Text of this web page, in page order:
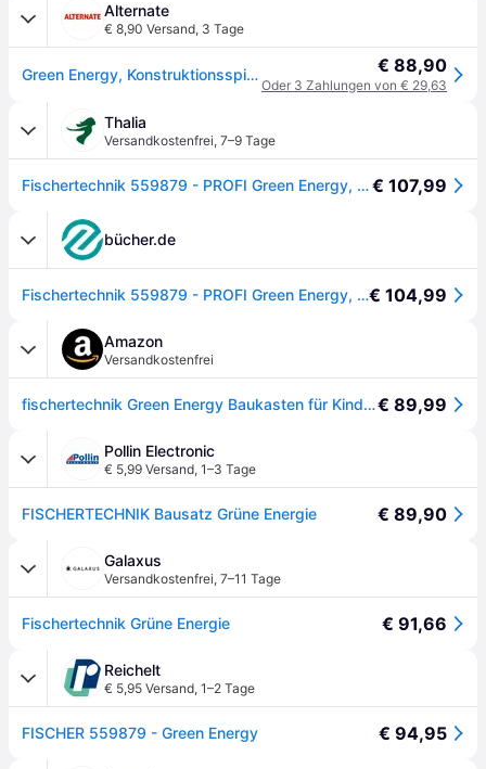
Alternate
€ 8,90 Versand, 3 Tage
Green Energy, Konstruktionsspielzeug € 88,90
Oder 3 Zahlungen von € 29,63
Thalia
Versandkostenfrei, 7–9 Tage
Fischertechnik 559879 - PROFI Green Energy, 14 Modelle, Solar-Konstruktionsbaukasten€ 107,99
bücher.de
Fischertechnik 559879 - PROFI Green Energy, 14 Modelle, Solar-Konstruktionsbaukasten€ 104,99
Amazon
Versandkostenfrei
fischertechnik Green Energy Baukasten für Kinder ab 9 Jahren, 14 Modelle€ 89,99
Pollin Electronic
€ 5,99 Versand, 1–3 Tage
FISCHERTECHNIK Bausatz Grüne Energie € 89,90
Galaxus
Versandkostenfrei, 7–11 Tage
Fischertechnik Grüne Energie € 91,66
Reichelt
€ 5,95 Versand, 1–2 Tage
FISCHER 559879 - Green Energy € 94,95